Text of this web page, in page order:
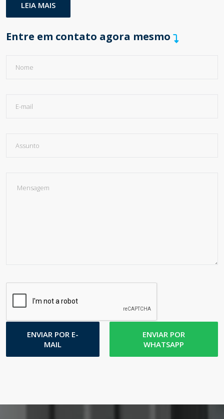
LEIA MAIS
Entre em contato agora mesmo
ENVIAR POR E-
MAIL
ENVIAR POR
WHATSAPP